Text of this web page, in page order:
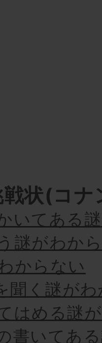
状(コナ
いてある
謎がわか
からない
聞く謎が
はめる謎
書いてあ